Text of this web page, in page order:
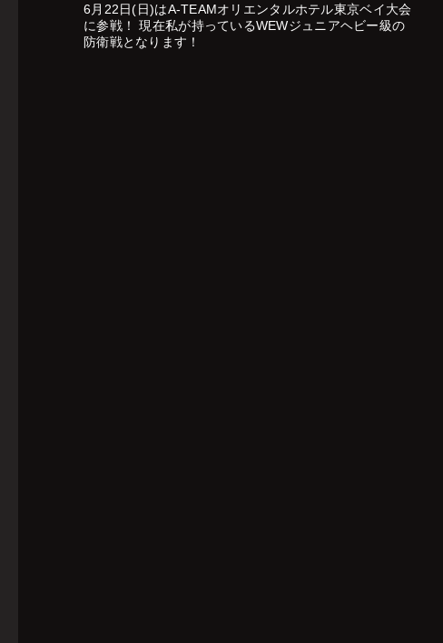
6月22日(日)はA-TEAMオリエンタルホテル東京ベイ大会
に参戦！ 現在私が持っているWEWジュニアヘビー級の
防衛戦となります！